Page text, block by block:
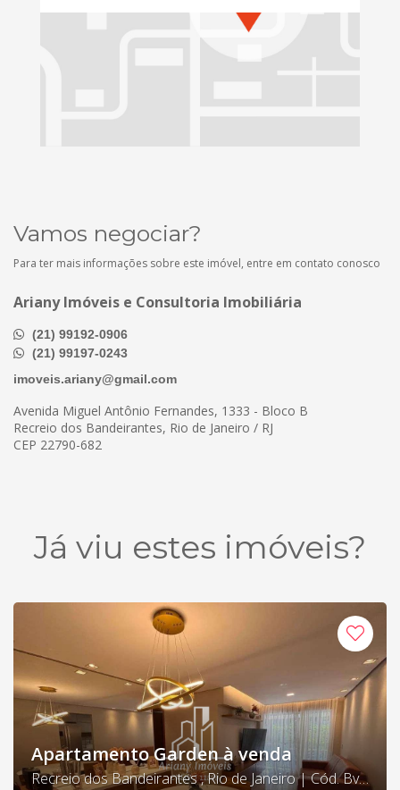
Vamos negociar?
Para ter mais informações sobre este imóvel, entre em contato conosco
Ariany Imóveis e Consultoria Imobiliária
(21) 99192-0906
(21) 99197-0243
imoveis.ariany@gmail.com
Avenida Miguel Antônio Fernandes, 1333 - Bloco B
Recreio dos Bandeirantes, Rio de Janeiro / RJ
CEP 22790-682
Já viu estes imóveis?
Apartamento Garden à venda
Recreio dos Bandeirantes , Rio de Janeiro | Cód. Bv Lakes 02